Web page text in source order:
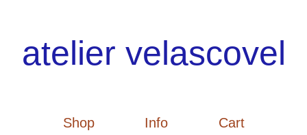
atelier velascovel
Shop Info Cart